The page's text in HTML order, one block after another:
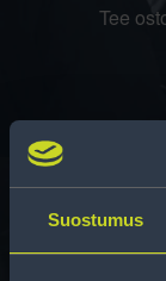
Suostumus
Tee